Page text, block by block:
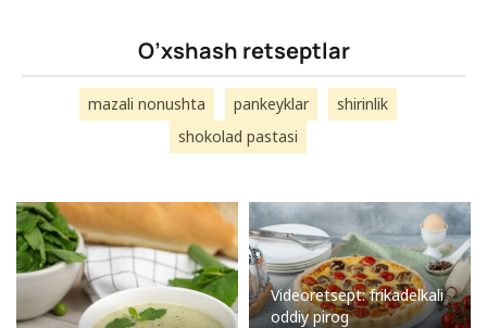
O’xshash retseptlar
mazali nonushta pankeyklar
shirinlik
shokolad pastasi
Videoretsept: frikadelkali
oddiy pirog